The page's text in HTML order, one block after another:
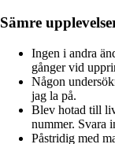
Sämre
Ingen i andra
gånger vid
Någon
jag la på.
Blev hotad till
nummer. Svara
Påstridig med